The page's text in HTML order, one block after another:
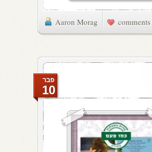
Aaron Morag
פבר
10